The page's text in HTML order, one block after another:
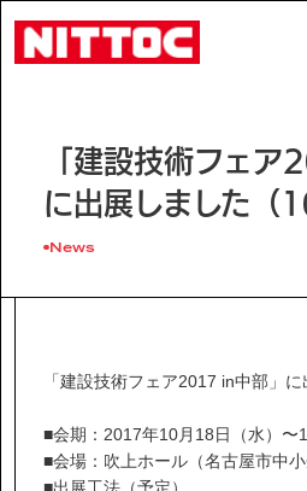
事業内容
技術情報
企業情報
「建設技術フェア
に出展しました（
News
「建設技術フェア2017 in中部」に
■会期：2017年10月18日（水）〜
■会場：吹上ホール（名古屋市中小
■出展工法（予定）